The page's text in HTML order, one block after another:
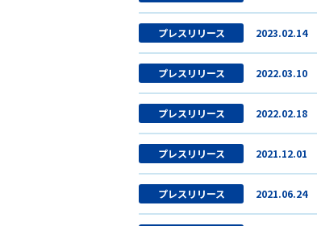
プレスリリース 2023.02.14
プレスリリース 2022.03.10
プレスリリース 2022.02.18
プレスリリース 2021.12.01
プレスリリース 2021.06.24